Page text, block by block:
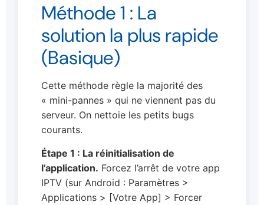
Méthode 1 : La
solution la plus rapide
(Basique)
Cette méthode règle la majorité des
« mini-pannes » qui ne viennent pas du
serveur. On nettoie les petits bugs
courants.
Étape 1 : La réinitialisation de
l’application. Forcez l’arrêt de votre app
IPTV (sur Android : Paramètres >
Applications > [Votre App] > Forcer